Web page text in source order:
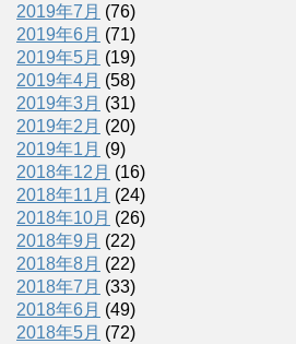
2019年7月 (76)
2019年6月 (71)
2019年5月 (19)
2019年4月 (58)
2019年3月 (31)
2019年2月 (20)
2019年1月 (9)
2018年12月 (16)
2018年11月 (24)
2018年10月 (26)
2018年9月 (22)
2018年8月 (22)
2018年7月 (33)
2018年6月 (49)
2018年5月 (72)